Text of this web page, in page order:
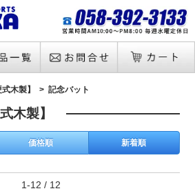
木製】 記念バット
木製】
価格順 新着順
1-12 / 12